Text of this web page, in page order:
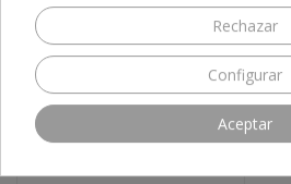
ASTRA ELITE 4
CANALES 1 AÑO
Rechazar
Configurar
Aceptar